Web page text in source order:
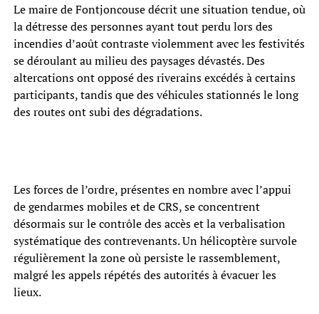
Le maire de Fontjoncouse décrit une situation tendue, où
la détresse des personnes ayant tout perdu lors des
incendies d’août contraste violemment avec les festivités
se déroulant au milieu des paysages dévastés. Des
altercations ont opposé des riverains excédés à certains
participants, tandis que des véhicules stationnés le long
des routes ont subi des dégradations.
Les forces de l’ordre, présentes en nombre avec l’appui
de gendarmes mobiles et de CRS, se concentrent
désormais sur le contrôle des accès et la verbalisation
systématique des contrevenants. Un hélicoptère survole
régulièrement la zone où persiste le rassemblement,
malgré les appels répétés des autorités à évacuer les
lieux.